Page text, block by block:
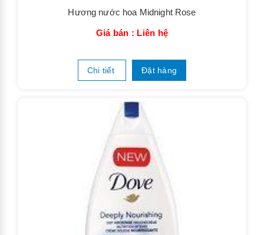
Hương nước hoa Midnight Rose
Giá bán : Liên hệ
Chi tiết Đặt hàng